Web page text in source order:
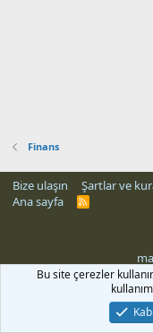
Finans
Bize ulaşın Şartlar ve
Ana sayfa
R
Bu site çerezler